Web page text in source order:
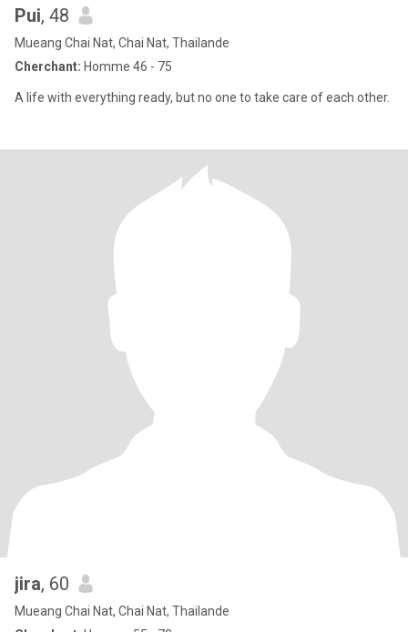
Pui, 48
Mueang Chai Nat, Chai Nat, Thailande
Cherchant: Homme 46 - 75
A life with everything ready, but no one to take care of each other.
jira, 60
Mueang Chai Nat, Chai Nat, Thailande